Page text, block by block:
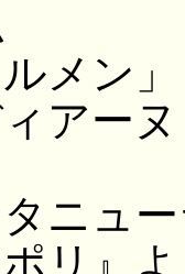
メン」
アー
ーラ
より